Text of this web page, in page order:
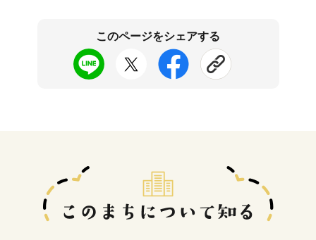
このページをシェアする